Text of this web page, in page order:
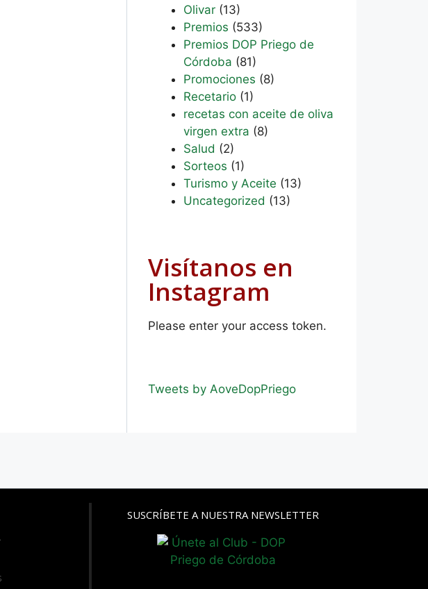
Olivar(13)
Premios (533)
Premios DOP Priego de
Córdoba (81)
Promociones (8)
Recetario(1)
recetas con aceite de oliva
virgen extra (8)
Salud (2)
Sorteos (1)
Turismo y Aceite (13)
Uncategorized (13)
Visítanos en
Instagram
Please enter your access token.
Tweets by AoveDopPriego
SUSCRÍBETE A NUESTRA NEWSLETTER